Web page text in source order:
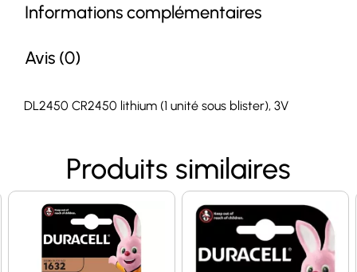
Informations complémentaires
Avis (0)
DL2450 CR2450 lithium (1 unité sous blister), 3V
Produits similaires